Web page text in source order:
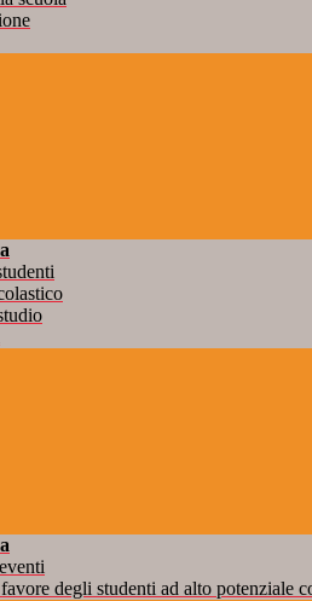
degli studenti ad alto potenziale